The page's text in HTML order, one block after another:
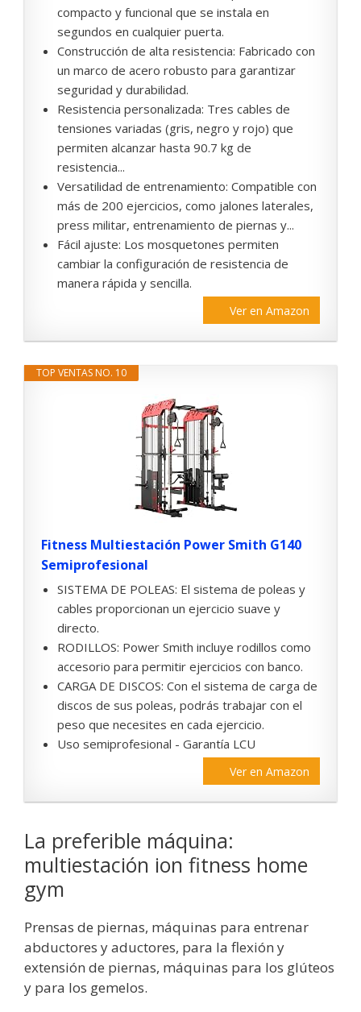
compacto y funcional que se instala en
segundos en cualquier puerta.
Construcción de alta resistencia: Fabricado con
un marco de acero robusto para garantizar
seguridad y durabilidad.
Resistencia personalizada: Tres cables de
tensiones variadas (gris, negro y rojo) que
permiten alcanzar hasta 90.7 kg de
resistencia...
Versatilidad de entrenamiento: Compatible con
más de 200 ejercicios, como jalones laterales,
press militar, entrenamiento de piernas y...
Fácil ajuste: Los mosquetones permiten
cambiar la configuración de resistencia de
manera rápida y sencilla.
Ver en Amazon
TOP VENTAS NO. 10
Fitness Multiestación Power Smith G140
Semiprofesional
SISTEMA DE POLEAS: El sistema de poleas y
cables proporcionan un ejercicio suave y
directo.
RODILLOS: Power Smith incluye rodillos como
accesorio para permitir ejercicios con banco.
CARGA DE DISCOS: Con el sistema de carga de
discos de sus poleas, podrás trabajar con el
peso que necesites en cada ejercicio.
Uso semiprofesional - Garantía LCU
Ver en Amazon
La preferible máquina:
multiestación ion fitness home
gym
Prensas de piernas, máquinas para entrenar
abductores y aductores, para la flexión y
extensión de piernas, máquinas para los glúteos
y para los gemelos.